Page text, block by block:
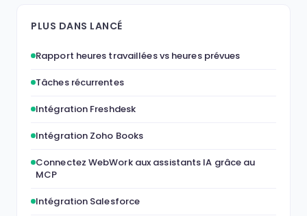
PLUS DANS LANCÉ
Rapport heures travaillées vs heures prévues
Tâches récurrentes
Intégration Freshdesk
Intégration Zoho Books
Connectez WebWork aux assistants IA grâce au
MCP
Intégration Salesforce